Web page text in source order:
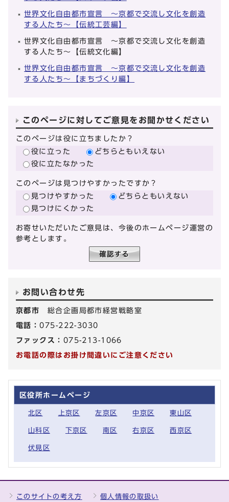
世界文化自由都市宣言 ～京都で交流し文化を創造
する人たち～【伝統工芸編】
世界文化自由都市宣言 ～京都で交流し文化を創造
する人たち～【伝統文化編】
世界文化自由都市宣言 ～京都で交流し文化を創造
する人たち～【まちづくり編】
このページに対してご意見をお聞かせください
このページは役に立ちましたか？
役に立った
どちらともいえない
役に立たなかった
このページは見つけやすかったですか？
見つけやすかった
どちらともいえない
見つけにくかった
お寄せいただいたご意見は、今後のホームページ運営の
参考とします。
お問い合わせ先
京都市 総合企画局都市経営戦略室
電話：075-222-3030
ファックス： 075-213-1066
お電話の際はお掛け間違いにご注意ください
区役所ホームページ
北区 上京区 左京区 中京区 東山区
山科区 下京区 南区 右京区 西京区
伏見区
このサイトの考え方 個人情報の取扱い